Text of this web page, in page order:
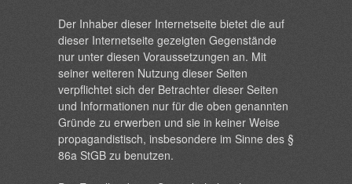
Der Inhaber dieser Internetseite bietet die auf
dieser Internetseite gezeigten Gegenstände
nur unter diesen Voraussetzungen an. Mit
seiner weiteren Nutzung dieser Seiten
verpflichtet sich der Betrachter dieser Seiten
und Informationen nur für die oben genannten
Gründe zu erwerben und sie in keiner Weise
propagandistisch, insbesondere im Sinne des §
86a StGB zu benutzen.